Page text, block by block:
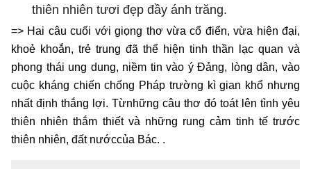
thiên nhiên tươi đẹp đầy ánh trăng.
=> Hai câu cuối với giọng thơ vừa cổ điển, vừa hiện đại,
khoẻ khoắn, trẻ trung đã thể hiện tinh thần lạc quan và
phong thái ung dung, niềm tin vào ý Đảng, lòng dân, vào
cuộc kháng chiến chống Pháp trường kì gian khổ nhưng
nhất định thắng lợi. Từnhững câu thơ đó toát lên tình yêu
thiên nhiên thắm thiết và những rung cảm tinh tế trước
thiên nhiên, đất nướccủa Bác. .